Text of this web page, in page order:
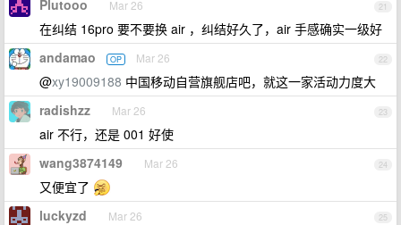
21
Plutooo Mar 26
在纠结 16pro 要不要换 air ，纠结好久了，air 手感确实一级好
22
andamao OP Mar 26
@xy19009188 中国移动自营旗舰店吧，就这一家活动力度大
23
radishzz Mar 26
air 不行，还是 001 好使
24
wang3874149 Mar 26
又便宜了
25
luckyzd Mar 26